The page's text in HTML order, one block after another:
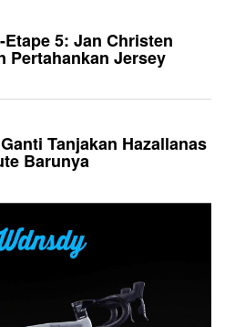
5: Jan Christen
Pertahankan Jersey
Tanjakan Hazallanas
Barunya